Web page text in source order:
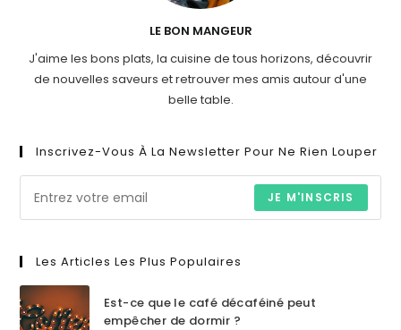
LE BON MANGEUR
J'aime les bons plats, la cuisine de tous horizons, découvrir
de nouvelles saveurs et retrouver mes amis autour d'une
belle table.
Inscrivez-Vous À La Newsletter Pour Ne Rien Louper
JE M'INSCRIS
Les Articles Les Plus Populaires
Est-ce que le café décaféiné peut
empêcher de dormir ?